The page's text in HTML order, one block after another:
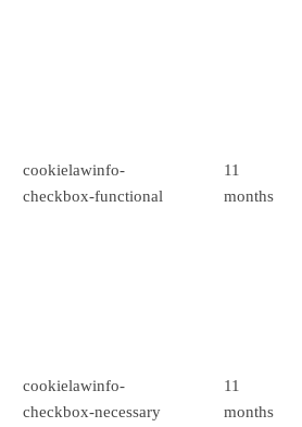
cookielawinfo-
checkbox-functional
11
months
cookielawinfo-
checkbox-necessary
11
months